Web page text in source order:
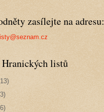
zasílejte na adresu:
listů